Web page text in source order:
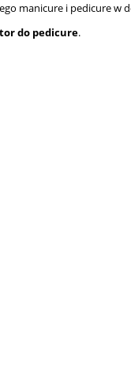
manicure i pedicure w
do pedicure.